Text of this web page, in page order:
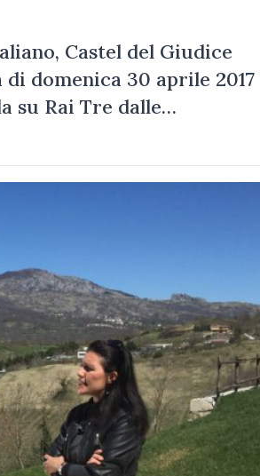
Castel del Giudice
domenica 30 aprile 2017
su Rai Tre dalle…